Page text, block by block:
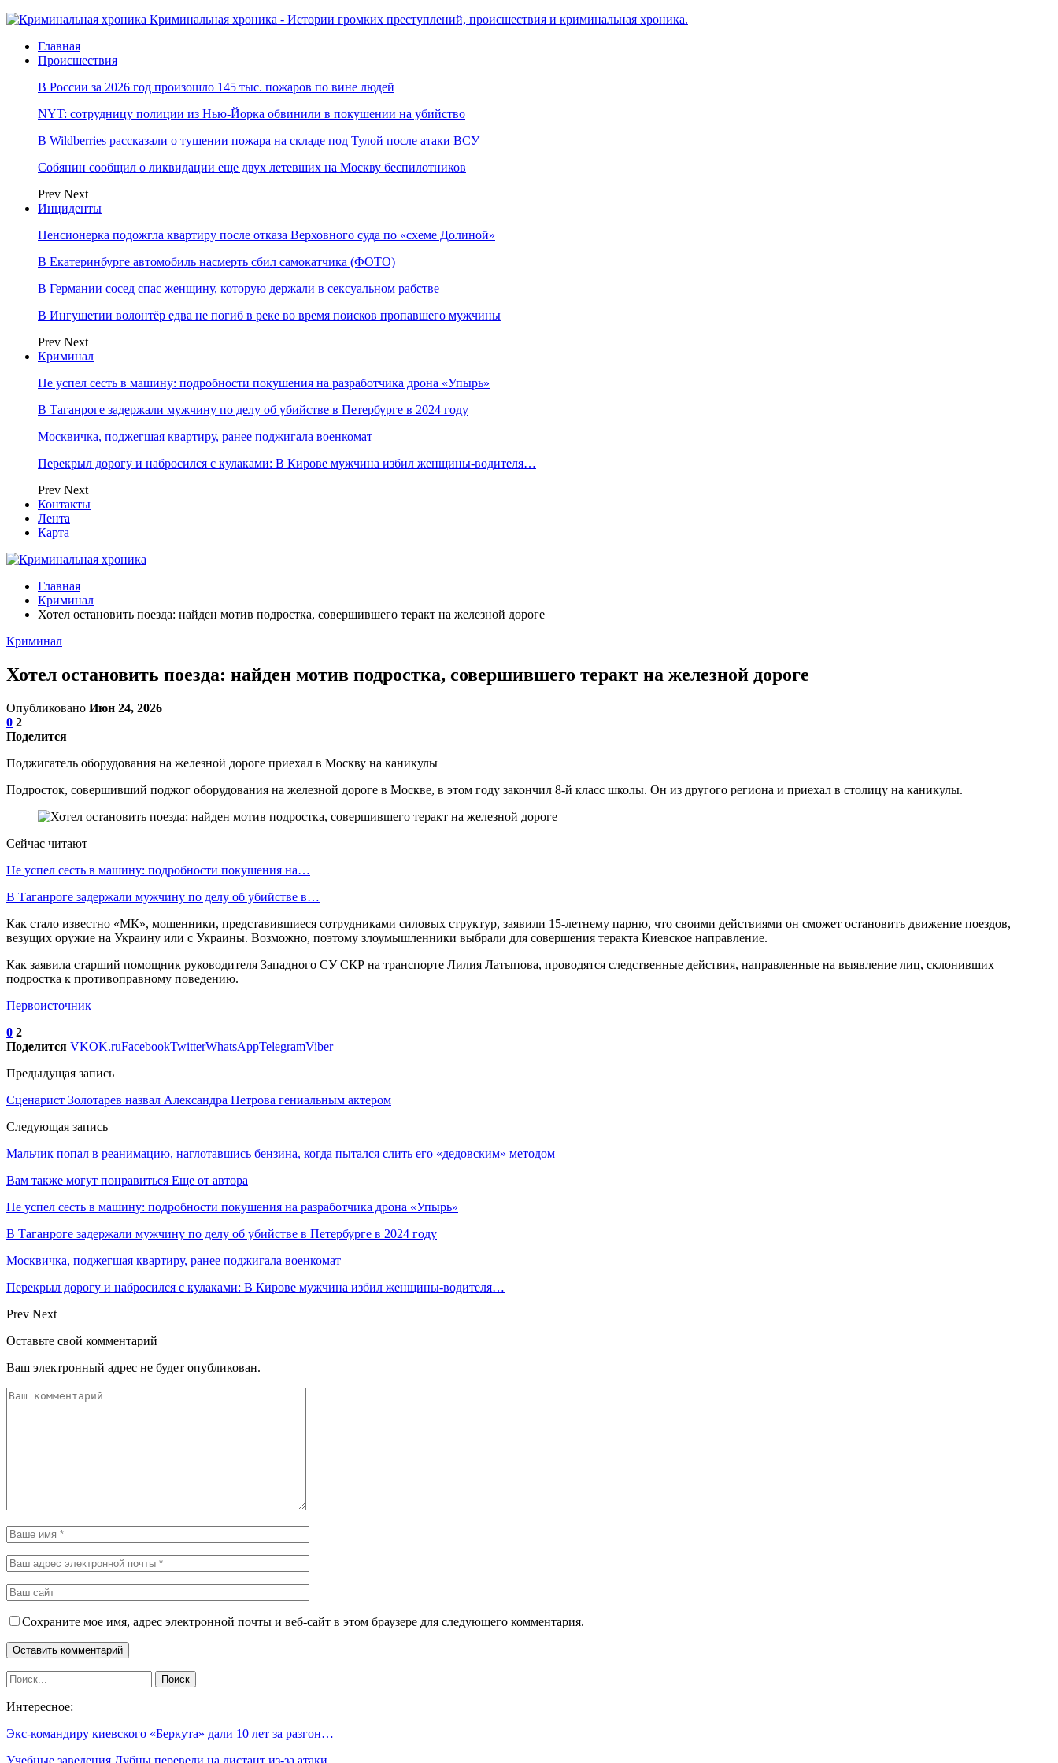
Криминальная хроника - Истории громких преступлений, происшествия и криминальная хроника.
Главная
Происшествия
В России за 2026 год произошло 145 тыс. пожаров по вине людей
NYT: сотрудницу полиции из Нью-Йорка обвинили в покушении на убийство
В Wildberries рассказали о тушении пожара на складе под Тулой после атаки ВСУ
Собянин сообщил о ликвидации еще двух летевших на Москву беспилотников
Prev Next
Инциденты
Пенсионерка подожгла квартиру после отказа Верховного суда по «схеме Долиной»
В Екатеринбурге автомобиль насмерть сбил самокатчика (ФОТО)
В Германии сосед спас женщину, которую держали в сексуальном рабстве
В Ингушетии волонтёр едва не погиб в реке во время поисков пропавшего мужчины
Prev Next
Криминал
Не успел сесть в машину: подробности покушения на разработчика дрона «Упырь»
В Таганроге задержали мужчину по делу об убийстве в Петербурге в 2024 году
Москвичка, поджегшая квартиру, ранее поджигала военкомат
Перекрыл дорогу и набросился с кулаками: В Кирове мужчина избил женщины-водителя…
Prev Next
Контакты
Лента
Карта
Главная
Криминал
Хотел остановить поезда: найден мотив подростка, совершившего теракт на железной дороге
Криминал
Хотел остановить поезда: найден мотив подростка, совершившего теракт на железной дороге
Опубликовано Июн 24, 2026
0 2
Поделится
Поджигатель оборудования на железной дороге приехал в Москву на каникулы
Подросток, совершивший поджог оборудования на железной дороге в Москве, в этом году закончил 8-й класс школы. Он из другого региона и приехал в столицу на каникулы.
Сейчас читают
Не успел сесть в машину: подробности покушения на…
В Таганроге задержали мужчину по делу об убийстве в…
Как стало известно «МК», мошенники, представившиеся сотрудниками силовых структур, заявили 15-летнему парню, что своими действиями он сможет остановить движение поездов,
везущих оружие на Украину или с Украины. Возможно, поэтому злоумышленники выбрали для совершения теракта Киевское направление.
Как заявила старший помощник руководителя Западного СУ СКР на транспорте Лилия Латыпова, проводятся следственные действия, направленные на выявление лиц, склонивших
подростка к противоправному поведению.
Первоисточник
0 2
Поделится VKOK.ruFacebookTwitterWhatsAppTelegramViber
Предыдущая запись
Сценарист Золотарев назвал Александра Петрова гениальным актером
Следующая запись
Мальчик попал в реанимацию, наглотавшись бензина, когда пытался слить его «дедовским» методом
Вам также могут понравиться Еще от автора
Не успел сесть в машину: подробности покушения на разработчика дрона «Упырь»
В Таганроге задержали мужчину по делу об убийстве в Петербурге в 2024 году
Москвичка, поджегшая квартиру, ранее поджигала военкомат
Перекрыл дорогу и набросился с кулаками: В Кирове мужчина избил женщины-водителя…
Prev Next
Оставьте свой комментарий
Ваш электронный адрес не будет опубликован.
Сохраните мое имя, адрес электронной почты и веб-сайт в этом браузере для следующего комментария.
Интересное:
Экс-командиру киевского «Беркута» дали 10 лет за разгон…
Учебные заведения Дубны перевели на дистант из-за атаки…